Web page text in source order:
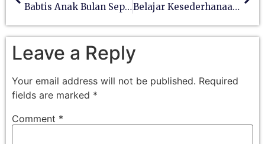
Babtis Anak Bulan September
Belajar Kesederhanaan Dari Kana
Leave a Reply
Your email address will not be published. Required
fields are marked *
Comment *